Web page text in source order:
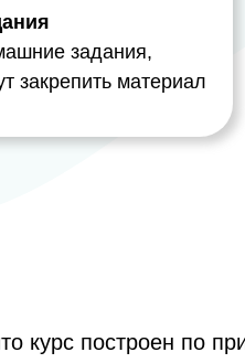
задания,
закрепить материал
построен по